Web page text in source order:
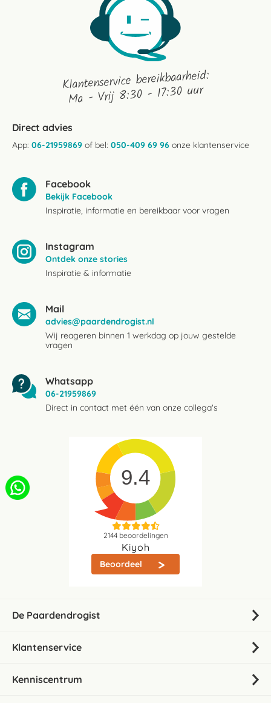
Klantenservice bereikbaarheid:
Ma - Vrij 8:30 - 17:30 uur
Direct advies
App: 06-21959869 of bel: 050-409 69 96 onze klantenservice
Facebook
Bekijk Facebook
Inspiratie, informatie en bereikbaar voor vragen
Instagram
Ontdek onze stories
Inspiratie & informatie
Mail
advies@paardendrogist.nl
Wij reageren binnen 1 werkdag op jouw gestelde
vragen
Whatsapp
06-21959869
Direct in contact met één van onze collega's
9.4
2144beoordelingen
Kiyoh
Beoordeel
De Paardendrogist
Klantenservice
Kenniscentrum